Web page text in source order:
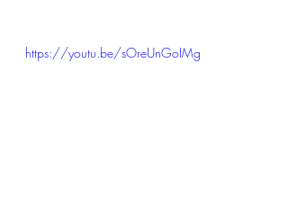
https://youtu.be/sOreUnGoIMg